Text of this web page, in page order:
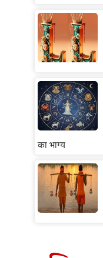
का भाग्य